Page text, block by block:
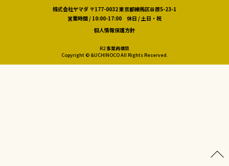
株式会社ヤマダ 〒177-0032 東京都練馬区谷原5-23-1
営業時間 / 10:00-17:00 休日 / 土日・祝
個人情報保護方針
R2 事業再構築
Copyright © &UCHINOCO All Rights Reserved.